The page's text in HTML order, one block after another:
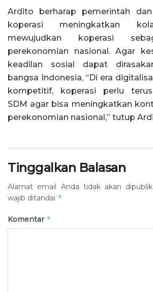
Ardito berharap pemerintah
koperasi meningkatkan
mewujudkan koperasi
perekonomian nasional. Agar
keadilan sosial dapat
bangsa Indonesia, “Di era
kompetitif, koperasi perlu
SDM agar bisa meningkatkan
perekonomian nasional,” tutup
Tinggalkan Balasan
Alamat email Anda tidak akan
wajib ditandai *
Komentar *